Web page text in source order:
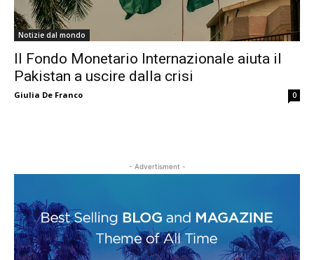
Notizie dal mondo
Il Fondo Monetario Internazionale aiuta il
Pakistan a uscire dalla crisi
Giulia De Franco 0
- Advertisment -